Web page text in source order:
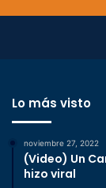
Lo más visto
noviembre 27, 2022
(Video) Un
hizo viral